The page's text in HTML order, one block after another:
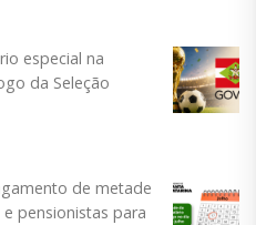
especial na
da Seleção
de metade
pensionistas para